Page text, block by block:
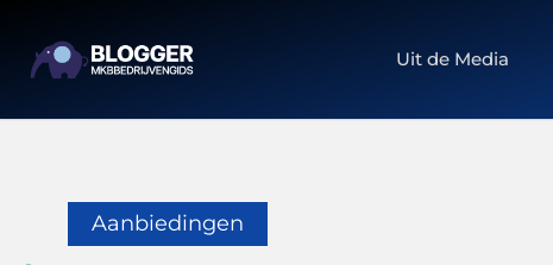
Uit de Media
Aanbiedingen